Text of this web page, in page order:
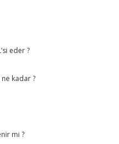
eder ?
kadar ?
mi ?